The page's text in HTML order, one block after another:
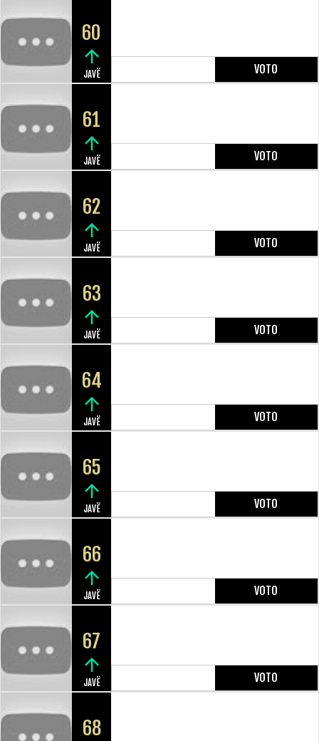
60
JAVË VOTO
61
JAVË VOTO
62
JAVË VOTO
63
JAVË VOTO
64
JAVË VOTO
65
JAVË VOTO
66
JAVË VOTO
67
JAVË VOTO
68